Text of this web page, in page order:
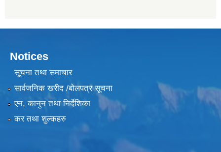
Notices
सूचना तथा समाचार
सार्वजनिक खरीद /बोलपत्र सूचना
एन, कानुन तथा निर्देशिका
कर तथा शुल्कहरु